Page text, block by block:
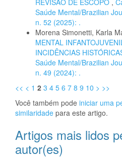
REVISÃO DE ESCOPO ,
Saúde Mental/Brazilian
n. 52 (2025): .
Morena Simonetti, Karla
MENTAL
INCIDÊNCIAS
Saúde Mental/Brazilian
n. 49 (2024): .
<< < 1 2 3 4 5 6 7 8 9 10 > >>
Você também pode iniciar uma
similaridade para este artigo.
Artigos mais lidos
autor(es)